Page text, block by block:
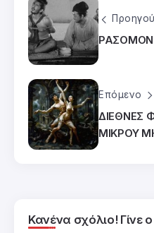
ΡΑΣΟΜΟΝ
Επόμενο
ΔΙΕΘΝΕΣ
ΜΙΚΡΟΥ
Κανένα σχόλιο! Γίνε